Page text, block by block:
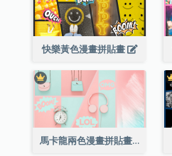
快樂黃色漫畫拼貼畫
馬卡龍兩色漫畫拼貼畫